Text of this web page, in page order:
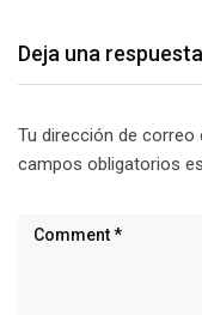
Deja una respuesta
Tu dirección de correo
campos obligatorios